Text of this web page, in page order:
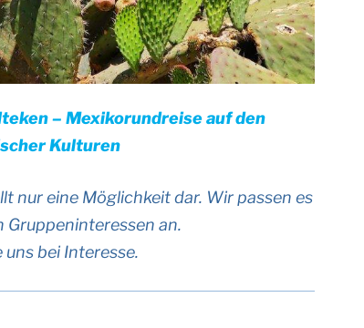
– Mexikorundreise auf den
Kulturen
nur eine Möglichkeit dar. Wir passen es
Gruppeninteressen an.
uns bei Interesse.